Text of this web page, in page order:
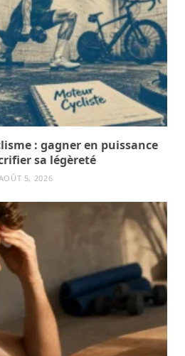
: gagner en puissance
sa légèreté
5, 2026